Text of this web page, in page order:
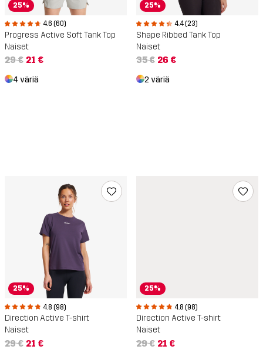
25%
4.6 (60)
Progress Active Soft Tank Top
Naiset
29 € 21 €
4 väriä
25%
4.4 (23)
Shape Ribbed Tank Top
Naiset
35 € 26 €
2 väriä
25%
4.8 (98)
Direction Active T-shirt
Naiset
29 € 21 €
25%
4.8 (98)
Direction Active T-shirt
Naiset
29 € 21 €